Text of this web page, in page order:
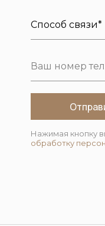
Нажимая кнопку
обработку